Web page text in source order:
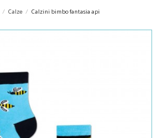
Calze Calzini bimbo fantasia api